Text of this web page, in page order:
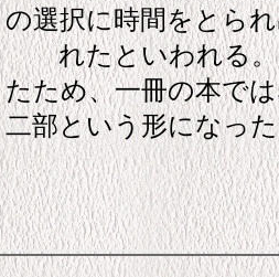
の選択に時間をとら
れたといわれる。
たため、一冊の本で
二部という形になっ